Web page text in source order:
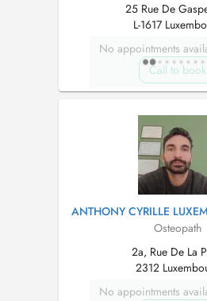
25 Rue De
L-1617
No appointments
Call to book
ANTHONY CYRILLE
Osteopath
2a, Rue De La
2312
No appointments